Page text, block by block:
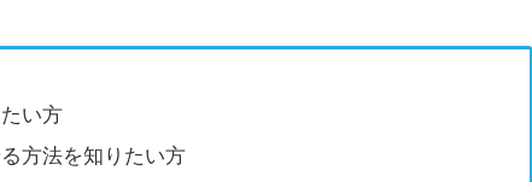
い方
方法を知りたい方